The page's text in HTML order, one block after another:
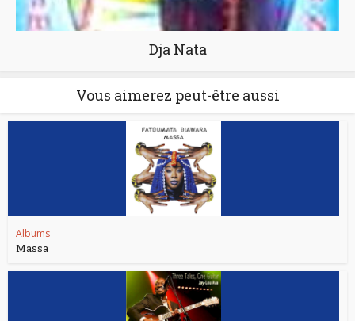
Dja Nata
Vous aimerez peut-être aussi
Albums
Massa